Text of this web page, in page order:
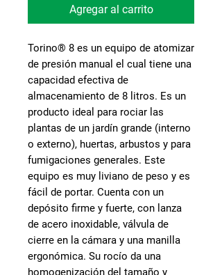
Agregar al carrito
Torino® 8 es un equipo de atomizar
de presión manual el cual tiene una
capacidad efectiva de
almacenamiento de 8 litros. Es un
producto ideal para rociar las
plantas de un jardín grande (interno
o externo), huertas, arbustos y para
fumigaciones generales. Este
equipo es muy liviano de peso y es
fácil de portar. Cuenta con un
depósito firme y fuerte, con lanza
de acero inoxidable, válvula de
cierre en la cámara y una manilla
ergonómica. Su rocío da una
homogenización del tamaño y